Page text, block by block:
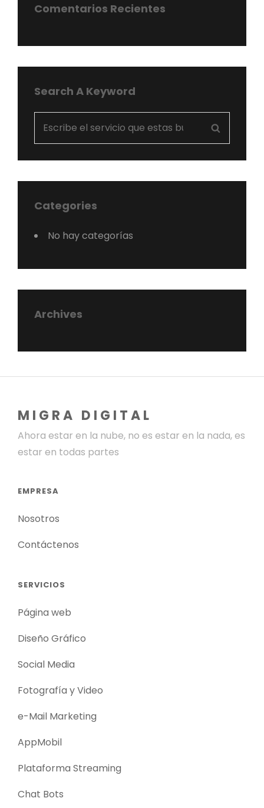
Comentarios Recientes
Search A Keyword
Categories
No hay categorías
Archives
MIGRA DIGITAL
Ahora estar en la nube, no es estar en la nada, es
estar en todas partes
EMPRESA
Nosotros
Contáctenos
SERVICIOS
Página web
Diseño Gráfico
Social Media
Fotografía y Video
e-Mail Marketing
AppMobil
Plataforma Streaming
Chat Bots